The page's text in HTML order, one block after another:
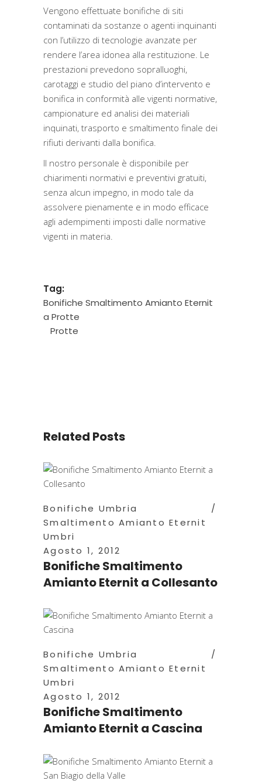
Vengono effettuate bonifiche di siti
contaminati da sostanze o agenti inquinanti
con l’utilizzo di tecnologie avanzate per
rendere l’area idonea alla restituzione. Le
prestazioni prevedono sopralluoghi,
carotaggi e studio del piano d’intervento e
bonifica in conformità alle vigenti normative,
campionature ed analisi dei materiali
inquinati, trasporto e smaltimento finale dei
rifiuti derivanti dalla bonifica.
Il nostro personale è disponibile per
chiarimenti normativi e preventivi gratuiti,
senza alcun impegno, in modo tale da
assolvere pienamente e in modo efficace
agli adempimenti imposti dalle normative
vigenti in materia.
Tag:
Bonifiche Smaltimento Amianto Eternit
a Protte
Protte
Related Posts
Bonifiche Umbria
Smaltimento Amianto Eternit
Umbri
Agosto 1, 2012
Bonifiche Smaltimento
Amianto Eternit a Collesanto
Bonifiche Umbria
Smaltimento Amianto Eternit
Umbri
Agosto 1, 2012
Bonifiche Smaltimento
Amianto Eternit a Cascina